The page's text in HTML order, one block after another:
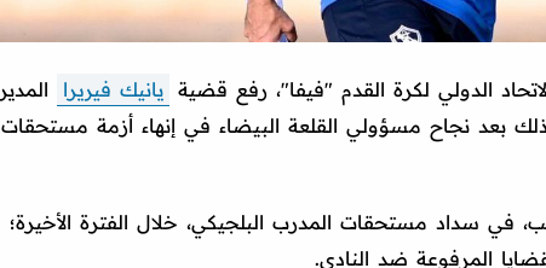
الدولي لكرة القدم "فيفا"، رفع قضية يانيك فيريرا
المدير
بعد نجاح مسؤولي القلعة البيضاء في إنهاء أزمة مستحقات
في سداد مستحقات المدرب البلجيكي، خلال الفترة الأخيرة؛
المرفوعة ضد النادي.